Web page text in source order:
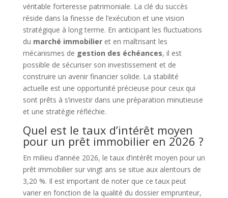
véritable forteresse patrimoniale. La clé du succès
réside dans la finesse de l’exécution et une vision
stratégique à long terme. En anticipant les fluctuations
du marché immobilieret en maîtrisant les
mécanismes de gestion des échéances, il est
possible de sécuriser son investissement et de
construire un avenir financier solide. La stabilité
actuelle est une opportunité précieuse pour ceux qui
sont prêts à s’investir dans une préparation minutieuse
et une stratégie réfléchie.
Quel est le taux d’intérêt moyen
pour un prêt immobilier en 2026 ?
En milieu d’année 2026, le taux d’intérêt moyen pour un
prêt immobilier sur vingt ans se situe aux alentours de
3,20 %. Il est important de noter que ce taux peut
varier en fonction de la qualité du dossier emprunteur,